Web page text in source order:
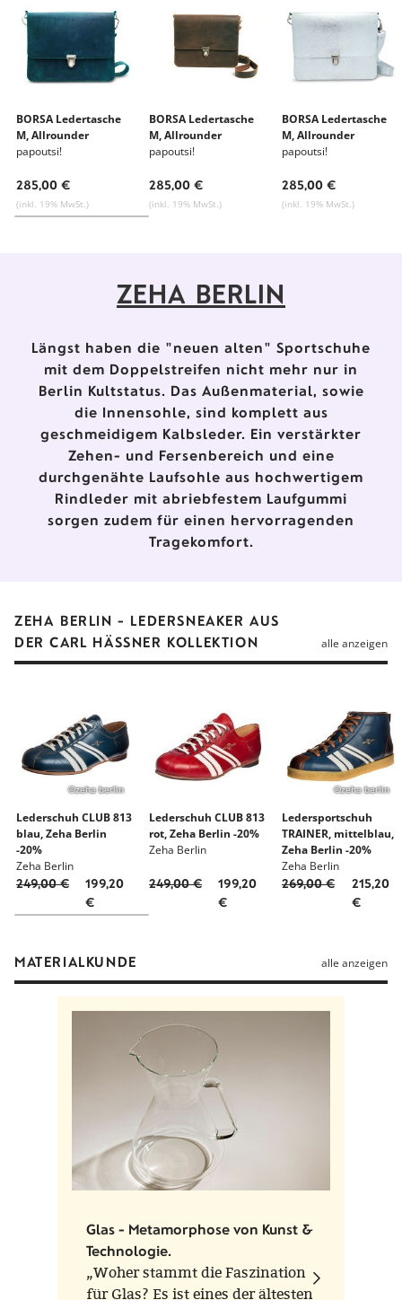
BORSA Ledertasche
M, Allrounder
papoutsi!
285,00 €
(inkl. 19% MwSt.)
BORSA Ledertasche
M, Allrounder
papoutsi!
285,00 €
(inkl. 19% MwSt.)
BORSA Ledertasche
M, Allrounder
papoutsi!
285,00 €
(inkl. 19% MwSt.)
ZEHA BERLIN
Längst haben die "neuen alten" Sportschuhe
mit dem Doppelstreifen nicht mehr nur in
Berlin Kultstatus. Das Außenmaterial, sowie
die Innensohle, sind komplett aus
geschmeidigem Kalbsleder. Ein verstärkter
Zehen- und Fersenbereich und eine
durchgenähte Laufsohle aus hochwertigem
Rindleder mit abriebfestem Laufgummi
sorgen zudem für einen hervorragenden
Tragekomfort.
ZEHA BERLIN - LEDERSNEAKER AUS
DER CARL HÄSSNER KOLLEKTION
alle anzeigen
©zeha berlin
Lederschuh CLUB 813
blau, Zeha Berlin
-20%
Zeha Berlin
249,00 €
199,20
€
Lederschuh CLUB 813
rot, Zeha Berlin -20%
Zeha Berlin
249,00 €
199,20
€
©zeha berlin
Ledersportschuh
TRAINER, mittelblau,
Zeha Berlin -20%
Zeha Berlin
269,00 €
215,20
€
MATERIALKUNDE alle anzeigen
Glas - Metamorphose von Kunst &
Technologie.
„Woher stammt die Faszination
für Glas? Es ist eines der ältesten